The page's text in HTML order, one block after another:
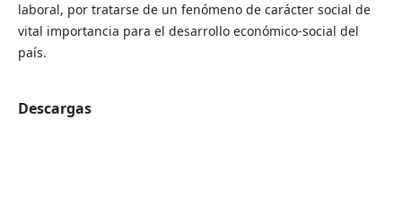
laboral, por tratarse de un fenómeno de carácter social de
vital importancia para el desarrollo económico-social del
país.
Descargas